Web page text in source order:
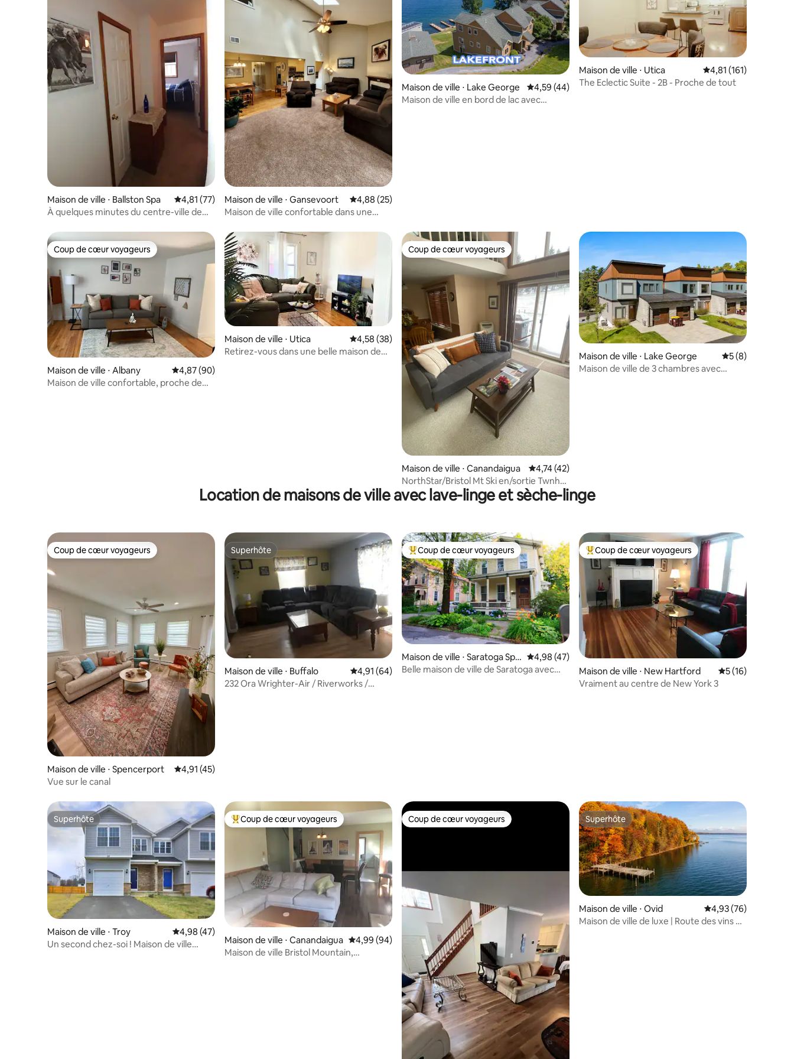
Maison de ville ⋅ Ballston Spa Évaluation moyenne sur la base de 77 commentaires : 4,81 sur 5
4,81 (77)
À quelques minutes du centre-ville de
Maison de ville ⋅ Gansevoort Évaluation moyenne sur la base de 25 commentaires : 4,88 sur 5
4,88 (25)
Maison de ville confortable dans une
Maison de ville ⋅ Lake George Évaluation moyenne sur la base de 44 commentaires : 4,59 sur 5
4,59 (44)
Maison de ville en bord de lac avec
Maison de ville ⋅ Utica Évaluation moyenne
4,81 (161)
The Eclectic Suite - 2B - Proche de tout
Coup de cœur voyageurs
Coup de cœur voyageurs
Maison de ville ⋅ Albany Évaluation moyenne sur la base de 90 commentaires : 4,87 sur 5
4,87 (90)
Maison de ville confortable, proche de
Maison de ville ⋅ Utica Évaluation moyenne sur la base de 38 commentaires : 4,58 sur 5
4,58 (38)
Retirez-vous dans une belle maison de
Coup de cœur voyageurs
Coup de cœur voyageurs
Maison de ville ⋅ Canandaigua Évaluation moyenne sur la base de 42 commentaires : 4,74 sur 5
4,74 (42)
NorthStar/Bristol Mt Ski en/sortie Twnhse
- 8 voyageurs
Maison de ville ⋅ Lake George Évaluation
5 (8)
Maison de ville de 3 chambres avec
Location de maisons de ville avec lave-linge et sèche-linge
Coup de cœur voyageurs
Coup de cœur voyageurs
Maison de ville ⋅ Spencerport Évaluation moyenne sur la base de 45 commentaires : 4,91 sur 5
4,91 (45)
Vue sur le canal
Superhôte
Superhôte
Maison de ville ⋅ Buffalo Évaluation moyenne sur la base de 64 commentaires : 4,91 sur 5
4,91 (64)
232 Ora Wrighter-Air / Riverworks /
Coups de cœur voyageurs les plus appréciés
Coup de cœur voyageurs
Maison de ville ⋅ Saratoga Spri
ngs
Évaluation moyenne sur la base de 47 commentaires : 4,98 sur 5
4,98 (47)
Belle maison de ville de Saratoga avec
Coups de cœur voyageurs les plus appréciés
Coup de cœur voyageurs
Maison de ville ⋅ New Hartford Évaluation
5 (16)
Vraiment au centre de New York 3
Superhôte
Superhôte
Maison de ville ⋅ Troy Évaluation moyenne sur la base de 47 commentaires : 4,98 sur 5
4,98 (47)
Un second chez-soi ! Maison de ville
Coups de cœur voyageurs les plus appréciés
Coup de cœur voyageurs
Maison de ville ⋅ Canandaigua Évaluation moyenne sur la base de 94 commentaires : 4,99 sur 5
4,99 (94)
Maison de ville Bristol Mountain,
Coup de cœur voyageurs
Coup de cœur voyageurs Superhôte
Superhôte
Maison de ville ⋅ Ovid Évaluation moyenne
4,93 (76)
Maison de ville de luxe | Route des vins de